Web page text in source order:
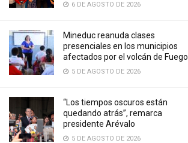
6 DE AGOSTO DE 2026
Mineduc reanuda clases
presenciales en los municipios
afectados por el volcán de Fuego
5 DE AGOSTO DE 2026
“Los tiempos oscuros están
quedando atrás”, remarca
presidente Arévalo
5 DE AGOSTO DE 2026